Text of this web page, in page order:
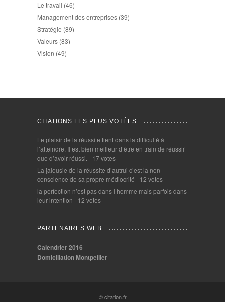
Le travail (46)
Management des entreprises (39)
Stratégie (89)
Valeurs (83)
Vision (49)
CITATIONS LES PLUS VOTÉES
Le plaisir de la réussite tient dans la difficulté à
l’atteindre. Il est bien meilleur d’être en train de réussir
que d’avoir réussi. - 17 votes
La jalousie de la réussite d’autrui c’est la non-
conscience de sa propre médiocrité - 12 votes
la perfection n’est pas dans l homme mais parfois dans
leur intention - 12 votes
PARTENAIRES WEB
Calendrier 2016
Domiciliation Montpellier
© citation.fr